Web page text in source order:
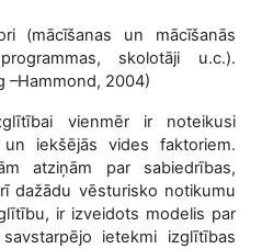
(mācīšanas un mācīšanās
skolotāji u.c.).
–Hammond, 2004)
vienmēr ir noteikusi
iekšējās vides faktoriem.
atziņām par sabiedrības,
dažādu vēsturisko notikumu
ir izveidots modelis par
ietekmi izglītības